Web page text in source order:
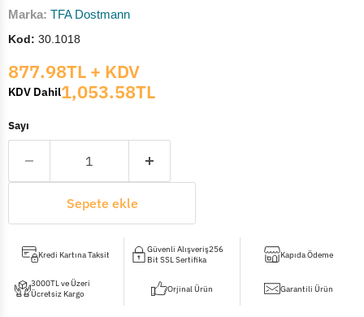
Marka: TFA Dostmann
Kod: 30.1018
Mevcut fiyat
877.98TL + KDV
KDV Dahil1,053.58TL
Sayı
Sepete ekle
Kredi Kartına Taksit
Güvenli Alışveriş256
Bit SSL Sertifika
Kapıda Ödeme
3000TL ve Üzeri
Ücretsiz Kargo
Orjinal Ürün Garantili Ürün